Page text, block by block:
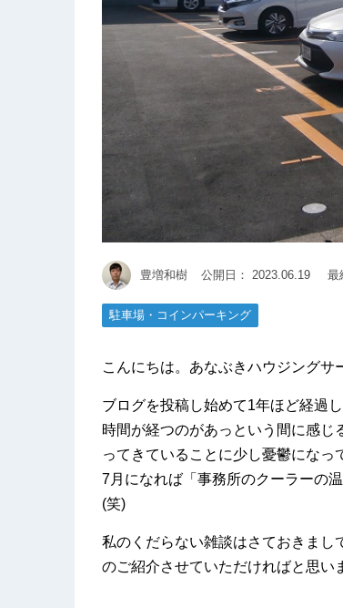
豊増和樹 公開日： 2023.06.19 最
駐車場・コインパーキング
こんにちは。あなぶきハウジングサ
ブログを投稿し始めて1年ほど経過し
時間が経つのがあっという間に感
ってきていることに少し憂鬱になっ
7月になれば「事務所のクーラーの
(笑)
私のくだらない雑談はさておきまし
のご紹介させていただければと思い